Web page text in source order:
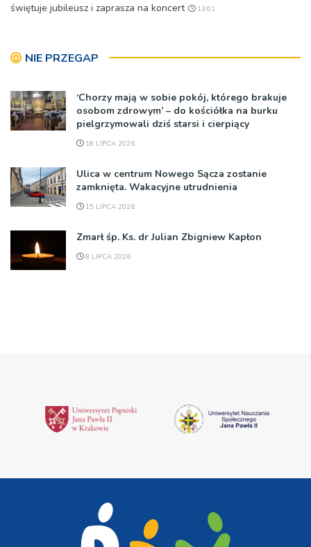
świętuje jubileusz i zaprasza na koncert
13:01
NIE PRZEGAP
‘Chorzy mają w sobie pokój, którego brakuje
osobom zdrowym’ – do kościółka na burku
pielgrzymowali dziś starsi i cierpiący
18 LIPCA 2026
Ulica w centrum Nowego Sącza zostanie
zamknięta. Wakacyjne utrudnienia
15 LIPCA 2026
Zmarł śp. Ks. dr Julian Zbigniew Kapłon
8 LIPCA 2026